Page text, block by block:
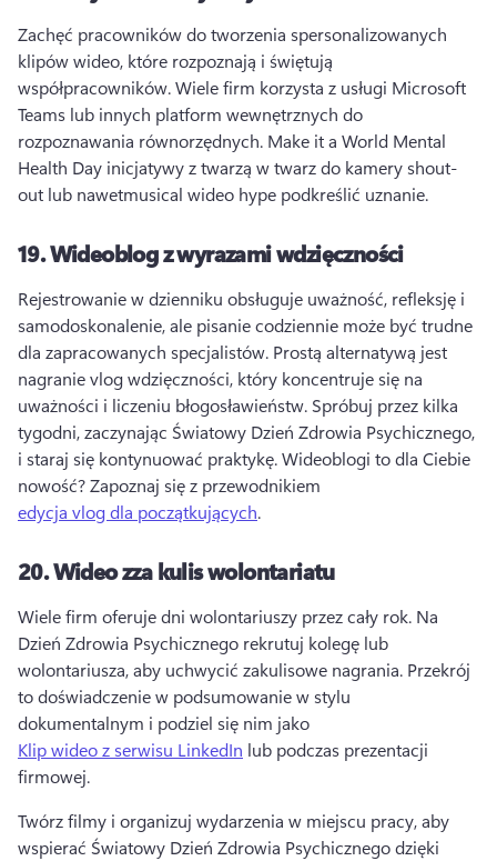
Zachęć pracowników do tworzenia spersonalizowanych
klipów wideo, które rozpoznają i świętują
współpracowników. Wiele firm korzysta z usługi Microsoft
Teams lub innych platform wewnętrznych do
rozpoznawania równorzędnych. Make it a World Mental
Health Day inicjatywy z twarzą w twarz do kamery shout-
out lub nawetmusical wideo hype podkreślić uznanie.
19.Wideoblog z wyrazami wdzięczności
Rejestrowanie w dzienniku obsługuje uważność, refleksję i
samodoskonalenie, ale pisanie codziennie może być trudne
dla zapracowanych specjalistów. Prostą alternatywą jest
nagranie vlog wdzięczności, który koncentruje się na
uważności i liczeniu błogosławieństw. Spróbuj przez kilka
tygodni, zaczynając Światowy Dzień Zdrowia Psychicznego,
i staraj się kontynuować praktykę. Wideoblogi to dla Ciebie
nowość? Zapoznaj się z przewodnikiem
edycja vlog dla początkujących.
20.Wideo zza kulis wolontariatu
Wiele firm oferuje dni wolontariuszy przez cały rok. Na
Dzień Zdrowia Psychicznego rekrutuj kolegę lub
wolontariusza, aby uchwycić zakulisowe nagrania. Przekrój
to doświadczenie w podsumowanie w stylu
dokumentalnym i podziel się nim jako
Klip wideo z serwisu LinkedIn lub podczas prezentacji
firmowej.
Twórz filmy i organizuj wydarzenia w miejscu pracy, aby
wspierać Światowy Dzień Zdrowia Psychicznego dzięki